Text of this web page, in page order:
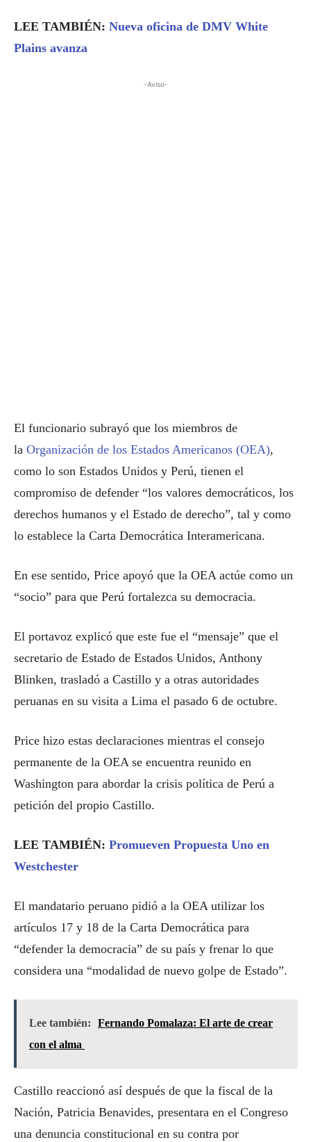
LEE TAMBIÉN: Nueva oficina de DMV White
Plains avanza
-Aviso-
El funcionario subrayó que los miembros de
la Organización de los Estados Americanos (OEA),
como lo son Estados Unidos y Perú, tienen el
compromiso de defender “los valores democráticos, los
derechos humanos y el Estado de derecho”, tal y como
lo establece la Carta Democrática Interamericana.
En ese sentido, Price apoyó que la OEA actúe como un
“socio” para que Perú fortalezca su democracia.
El portavoz explicó que este fue el “mensaje” que el
secretario de Estado de Estados Unidos, Anthony
Blinken, trasladó a Castillo y a otras autoridades
peruanas en su visita a Lima el pasado 6 de octubre.
Price hizo estas declaraciones mientras el consejo
permanente de la OEA se encuentra reunido en
Washington para abordar la crisis política de Perú a
petición del propio Castillo.
LEE TAMBIÉN: Promueven Propuesta Uno en
Westchester
El mandatario peruano pidió a la OEA utilizar los
artículos 17 y 18 de la Carta Democrática para
“defender la democracia” de su país y frenar lo que
considera una “modalidad de nuevo golpe de Estado”.
Lee también:
Fernando Pomalaza: El arte de crear
con el alma
Castillo reaccionó así después de que la fiscal de la
Nación, Patricia Benavides, presentara en el Congreso
una denuncia constitucional en su contra por